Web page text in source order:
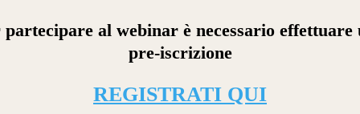
partecipare al webinar è necessario effettuare
pre-iscrizione
REGISTRATI QUI